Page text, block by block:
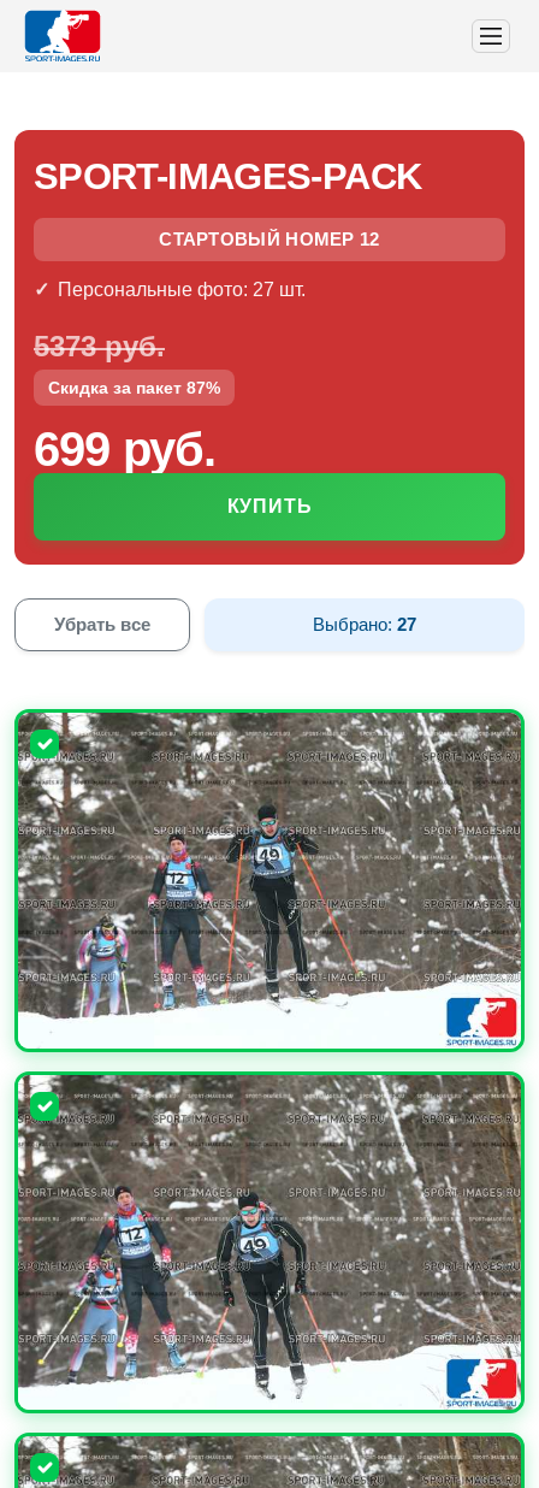
SPORT-IMAGES-PACK
СТАРТОВЫЙ НОМЕР 12
Персональные фото: 27 шт.
5373 руб.
Скидка за пакет 87%
699 руб.
КУПИТЬ
Убрать все Выбрано:27
УВЕЛИЧИТЬ
УВЕЛИЧИТЬ